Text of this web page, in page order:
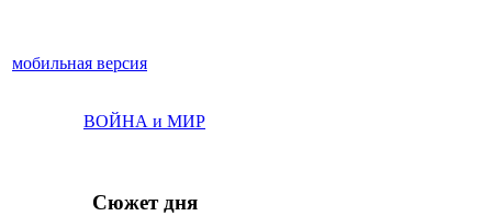
мобильная версия
ВОЙНА и МИР
Сюжет дня